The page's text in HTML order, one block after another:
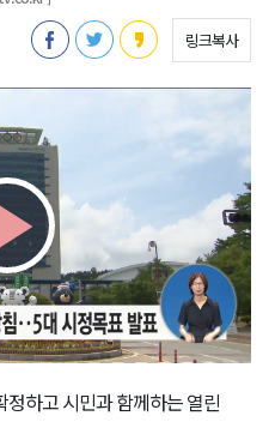
링크복사
하고 시민과 함께하는 열린